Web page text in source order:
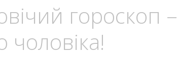
гороскоп –
чоловіка!